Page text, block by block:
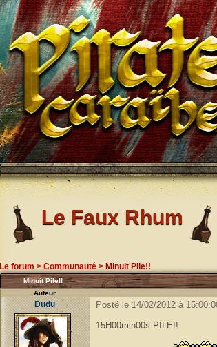
Le Faux Rhum
Le forum > Communauté > Minuit Pile!!
Minuit Pile!!
Auteur
Dudu
Posté le 14/02/2012 à
15H00min00s PILE!!